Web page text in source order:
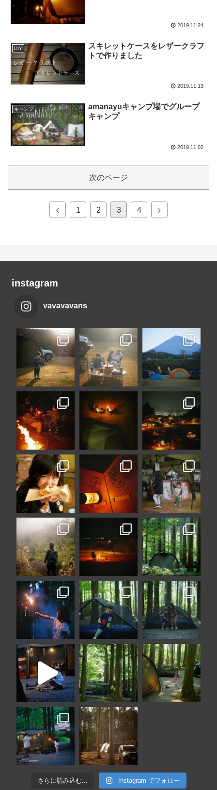
2019.11.24
DIY
スキレットケースをレザークラフ
トで作りました
2019.11.13
キャンプ
amanayuキャンプ場でグループ
キャンプ
2019.11.02
次のページ
前
1 2 3 4
次
instagram
vavavavans
さらに読み込む... Instagram でフォロー